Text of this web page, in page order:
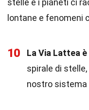
stelle e i pianeti ci
lontane e fenomeni
10 La Via Lattea
spirale di
nostro sistema